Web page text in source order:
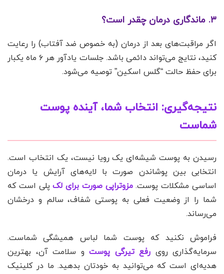
۳. ماندگاری درمان چقدر است؟
اگر مراقبت‌های بعد از درمان (به خصوص ضد آفتاب) را رعایت
کنید، نتایج می‌تواند دائمی باشد. جلسات یادآور هر ۶ ماه یکبار
برای حفظ حالت “گلس اسکین” توصیه می‌شود.
نتیجه‌گیری: انتخاب شما، آینده پوست
شماست
رسیدن به پوست شیشه‌ای یک رویا نیست، یک انتخاب است.
انتخابی بین پوشاندن صورت با لایه‌های آرایش یا درمان
اساسی مشکلات پوست.مزوتراپی صورت برای لکپلی است که
شما را از وضعیت فعلی به پوستی شفاف، سالم و درخشان
می‌رساند.
فراموش نکنید که پوست شما لباس همیشگی شماست.
سرمایه‌گذاری روی رفع تیرگی پوست و سلامت آن، بهترین
هدیه‌ای است که می‌توانید به خودتان بدهید. ما در کلینیک